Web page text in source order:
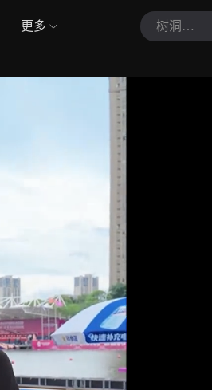
更多 树洞时间